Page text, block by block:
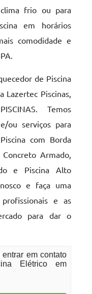
frio ou para
em horários
comodidade e
de Piscina
Lazertec Piscinas,
Temos
ou serviços para
com Borda
Armado,
e Piscina Alto
e faça uma
e as
para dar o
em contato
Elétrico em